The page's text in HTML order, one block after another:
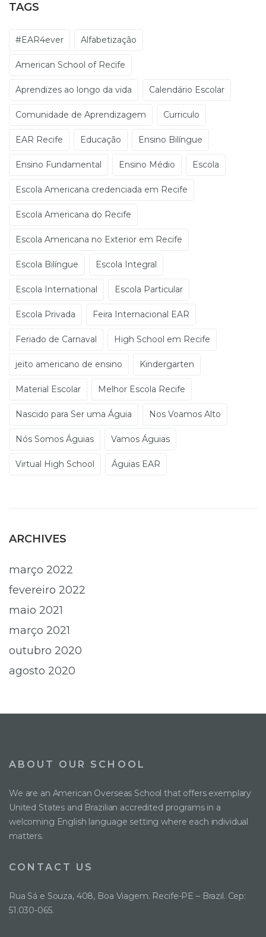
TAGS
#EAR4ever Alfabetização
American School of Recife
Aprendizes ao longo da vida Calendário Escolar
Comunidade de Aprendizagem Curriculo
EAR Recife Educação Ensino Bilíngue
Ensino Fundamental Ensino Médio Escola
Escola Americana credenciada em Recife
Escola Americana do Recife
Escola Americana no Exterior em Recife
Escola Bilíngue Escola Integral
Escola International Escola Particular
Escola Privada Feira Internacional EAR
Feriado de Carnaval High School em Recife
jeito americano de ensino Kindergarten
Material Escolar Melhor Escola Recife
Nascido para Ser uma Águia Nos Voamos Alto
Nós Somos Águias Vamos Águias
Virtual High School Águias EAR
ARCHIVES
março 2022
fevereiro 2022
maio 2021
março 2021
outubro 2020
agosto 2020
ABOUT OUR SCHOOL
We are an American Overseas School that offers exemplary
United States and Brazilian accredited programs in a
welcoming English language setting where each individual
matters.
CONTACT US
Rua Sá e Souza, 408, Boa Viagem. Recife-PE – Brazil. Cep:
51.030-065.